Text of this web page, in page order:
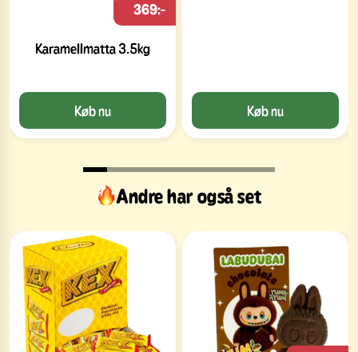
Karamellmatta 3.5kg
369:-
Køb nu Køb nu
Andre har også set